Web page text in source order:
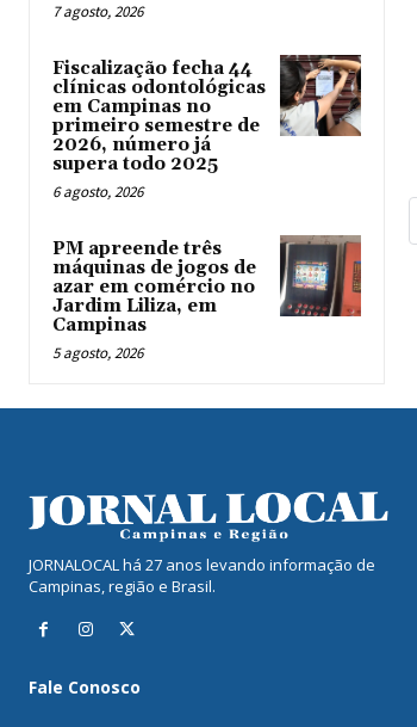
7 agosto, 2026
Fiscalização fecha 44
clínicas odontológicas
em Campinas no
primeiro semestre de
2026, número já
supera todo 2025
6 agosto, 2026
PM apreende três
máquinas de jogos de
azar em comércio no
Jardim Liliza, em
Campinas
5 agosto, 2026
JORNALOCAL há 27 anos levando informação de
Campinas, região e Brasil.
Fale Conosco